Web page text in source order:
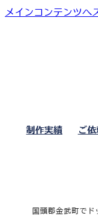
メインコンテンツへ
制作実績 ご
国頭郡金武町で